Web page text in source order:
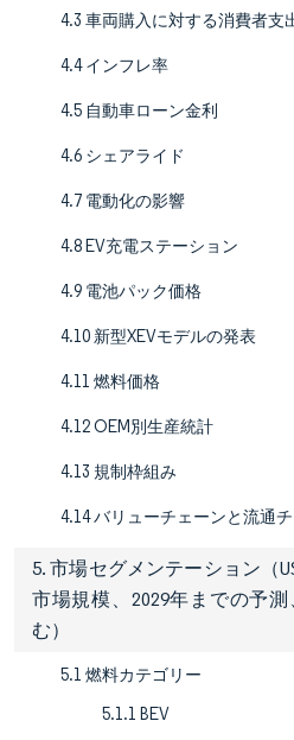
4.3 車両購入に対する消費者支
4.4 インフレ率
4.5 自動車ローン金利
4.6 シェアライド
4.7 電動化の影響
4.8 EV充電ステーション
4.9 電池パック価格
4.10 新型XEVモデルの発表
4.11 燃料価格
4.12 OEM別生産統計
4.13 規制枠組み
4.14 バリューチェーンと流通
5. 市場セグメンテーション（
市場規模、2029年までの予
む）
5.1 燃料カテゴリー
5.1.1 BEV